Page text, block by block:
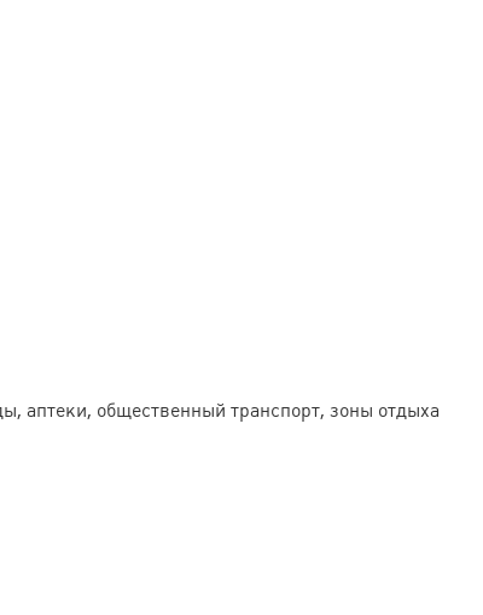
аптеки, общественный транспорт, зоны отдыха